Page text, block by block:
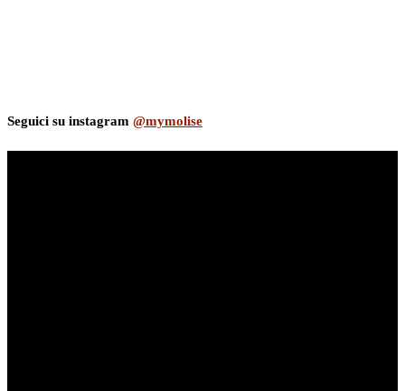
Seguici su instagram @mymolise